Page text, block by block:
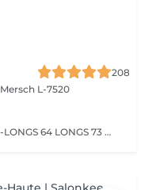
208
Mersch L-7520
HORS CURE HOMME COURTS 55 MI-LONGS 64 LONGS 73 HORS CURE FEMME COURTS 82 MI- LONGS94 LONGS 106